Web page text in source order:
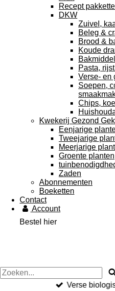
Recept
DKW
Zuivel,
Beleg &
Brood &
Koude
Pasta,
Verse- en
Soepen,
Chips,
Kwekerij Gezond
Eenjarige
Tweejarige
Meerjarige
Groente planten
Zaden
Abonnementen
Boeketten
Contact
Account
Bestel hier
Verse